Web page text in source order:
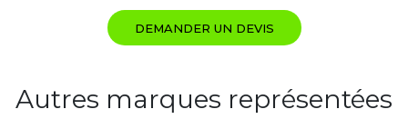
DEMANDER UN DEVIS
Autres marques représentées